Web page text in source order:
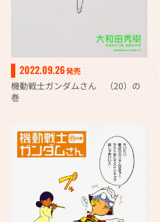
2022.09.26発売
機動戦士ガンダムさん （20）の
巻